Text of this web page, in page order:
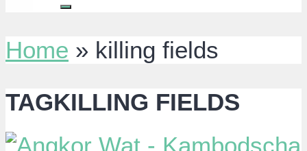
Home » killing fields
TAGKILLING FIELDS